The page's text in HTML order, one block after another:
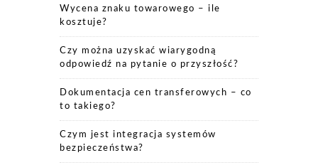
Wycena znaku towarowego – ile
kosztuje?
Czy można uzyskać wiarygodną
odpowiedź na pytanie o przyszłość?
Dokumentacja cen transferowych – co
to takiego?
Czym jest integracja systemów
bezpieczeństwa?